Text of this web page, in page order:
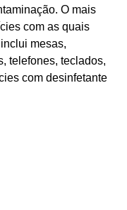
O mais
com as quais
mesas,
telefones, teclados,
com desinfetante